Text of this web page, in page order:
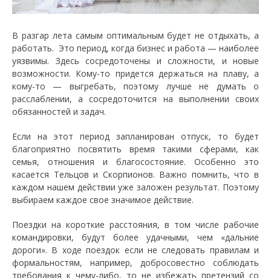
В разгар лета самым оптимальным будет не отдыхать, а
работать. Это период, когда бизнес и работа — наиболее
уязвимы. Здесь сосредоточены и сложности, и новые
возможности. Кому-то придется держаться на плаву, а
кому-то — выгребать, поэтому лучше не думать о
расслаблении, а сосредоточится на выполнении своих
обязанностей и задач.
Если на этот период запланирован отпуск, то будет
благоприятно посвятить время такими сферами, как
семья, отношения и благосостояние. Особенно это
касается Тельцов и Скорпионов. Важно помнить, что в
каждом нашем действии уже заложен результат. Поэтому
выбираем каждое свое значимое действие.
Поездки на короткие расстояния, в том числе рабочие
командировки, будут более удачными, чем «дальние
дороги». В ходе поездок если не следовать правилам и
формальностям, например, добросовестно соблюдать
требования к чему-либо, то не избежать претензий со